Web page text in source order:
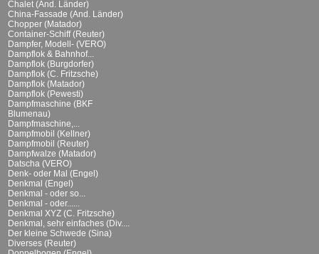
Chalet (And. Länder)
China-Fassade (And. Länder)
Chopper (Matador)
Container-Schiff (Reuter)
Dampfer, Modell- (VERO)
Dampflok & Bahnhof...
Dampflok (Burgdorfer)
Dampflok (C. Fritzsche)
Dampflok (Matador)
Dampflok (Pewesti)
Dampfmaschine (BKF
Blumenau)
Dampfmaschine,...
Dampfmobil (Kellner)
Dampfmobil (Reuter)
Dampfwalze (Matador)
Datscha (VERO)
Denk- oder Mal (Engel)
Denkmal (Engel)
Denkmal - oder so...
Denkmal - oder......
Denkmal XYZ (C. Fritzsche)
Denkmal, sehr einfaches (Div....
Der kleine Schwede (Sina)
Diverses (Reuter)